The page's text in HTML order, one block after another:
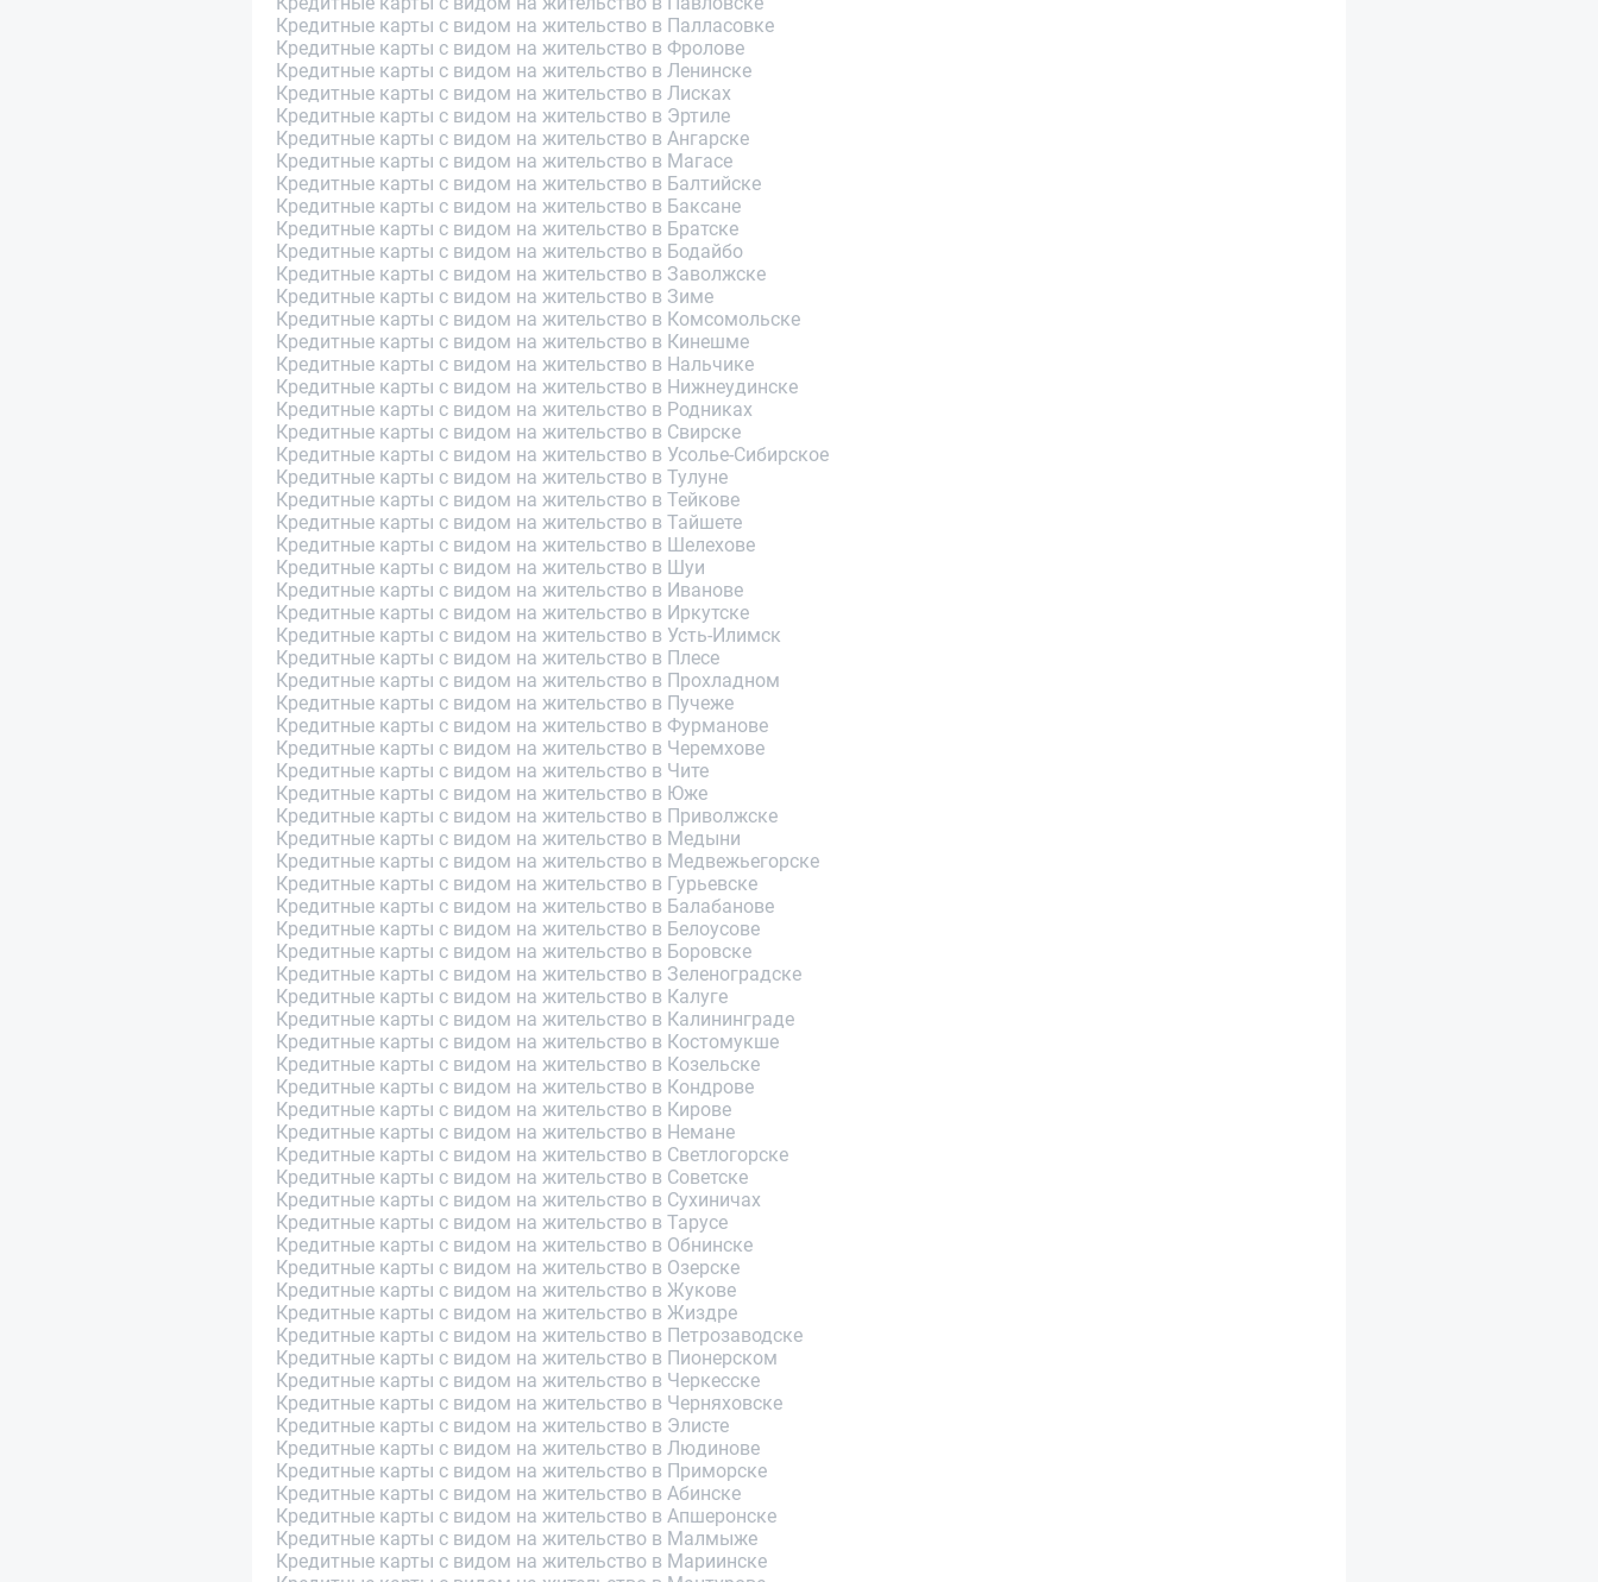
Кредитные карты с видом на жительство в Палласовке
Кредитные карты с видом на жительство в Фролове
Кредитные карты с видом на жительство в Ленинске
Кредитные карты с видом на жительство в Лисках
Кредитные карты с видом на жительство в Эртиле
Кредитные карты с видом на жительство в Ангарске
Кредитные карты с видом на жительство в Магасе
Кредитные карты с видом на жительство в Балтийске
Кредитные карты с видом на жительство в Баксане
Кредитные карты с видом на жительство в Братске
Кредитные карты с видом на жительство в Бодайбо
Кредитные карты с видом на жительство в Заволжске
Кредитные карты с видом на жительство в Зиме
Кредитные карты с видом на жительство в Комсомольске
Кредитные карты с видом на жительство в Кинешме
Кредитные карты с видом на жительство в Нальчике
Кредитные карты с видом на жительство в Нижнеудинске
Кредитные карты с видом на жительство в Родниках
Кредитные карты с видом на жительство в Свирске
Кредитные карты с видом на жительство в Усолье-Сибирское
Кредитные карты с видом на жительство в Тулуне
Кредитные карты с видом на жительство в Тейкове
Кредитные карты с видом на жительство в Тайшете
Кредитные карты с видом на жительство в Шелехове
Кредитные карты с видом на жительство в Шуи
Кредитные карты с видом на жительство в Иванове
Кредитные карты с видом на жительство в Иркутске
Кредитные карты с видом на жительство в Усть-Илимск
Кредитные карты с видом на жительство в Плесе
Кредитные карты с видом на жительство в Прохладном
Кредитные карты с видом на жительство в Пучеже
Кредитные карты с видом на жительство в Фурманове
Кредитные карты с видом на жительство в Черемхове
Кредитные карты с видом на жительство в Чите
Кредитные карты с видом на жительство в Юже
Кредитные карты с видом на жительство в Приволжске
Кредитные карты с видом на жительство в Медыни
Кредитные карты с видом на жительство в Медвежьегорске
Кредитные карты с видом на жительство в Гурьевске
Кредитные карты с видом на жительство в Балабанове
Кредитные карты с видом на жительство в Белоусове
Кредитные карты с видом на жительство в Боровске
Кредитные карты с видом на жительство в Зеленоградске
Кредитные карты с видом на жительство в Калуге
Кредитные карты с видом на жительство в Калининграде
Кредитные карты с видом на жительство в Костомукше
Кредитные карты с видом на жительство в Козельске
Кредитные карты с видом на жительство в Кондрове
Кредитные карты с видом на жительство в Кирове
Кредитные карты с видом на жительство в Немане
Кредитные карты с видом на жительство в Светлогорске
Кредитные карты с видом на жительство в Советске
Кредитные карты с видом на жительство в Сухиничах
Кредитные карты с видом на жительство в Тарусе
Кредитные карты с видом на жительство в Обнинске
Кредитные карты с видом на жительство в Озерске
Кредитные карты с видом на жительство в Жукове
Кредитные карты с видом на жительство в Жиздре
Кредитные карты с видом на жительство в Петрозаводске
Кредитные карты с видом на жительство в Пионерском
Кредитные карты с видом на жительство в Черкесске
Кредитные карты с видом на жительство в Черняховске
Кредитные карты с видом на жительство в Элисте
Кредитные карты с видом на жительство в Людинове
Кредитные карты с видом на жительство в Приморске
Кредитные карты с видом на жительство в Абинске
Кредитные карты с видом на жительство в Апшеронске
Кредитные карты с видом на жительство в Малмыже
Кредитные карты с видом на жительство в Мариинске